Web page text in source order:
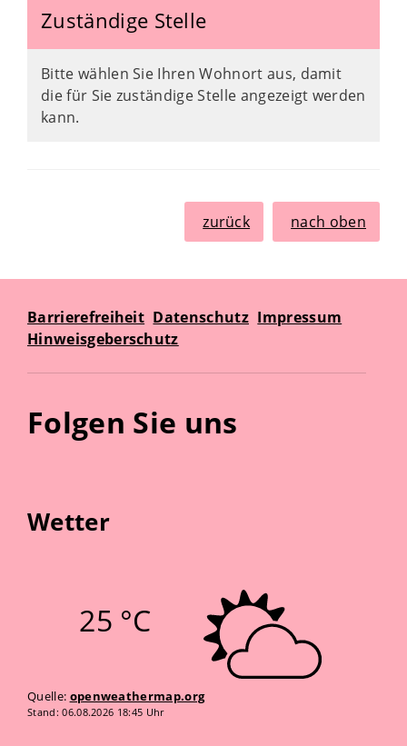
Zuständige Stelle
Bitte wählen Sie Ihren Wohnort aus, damit
die für Sie zuständige Stelle angezeigt werden
kann.
zurück nach oben
Barrierefreiheit Datenschutz Impressum
Hinweisgeberschutz
Folgen Sie uns
Wetter
25 °C
Quelle: openweathermap.org
Stand: 06.08.2026 18:45 Uhr